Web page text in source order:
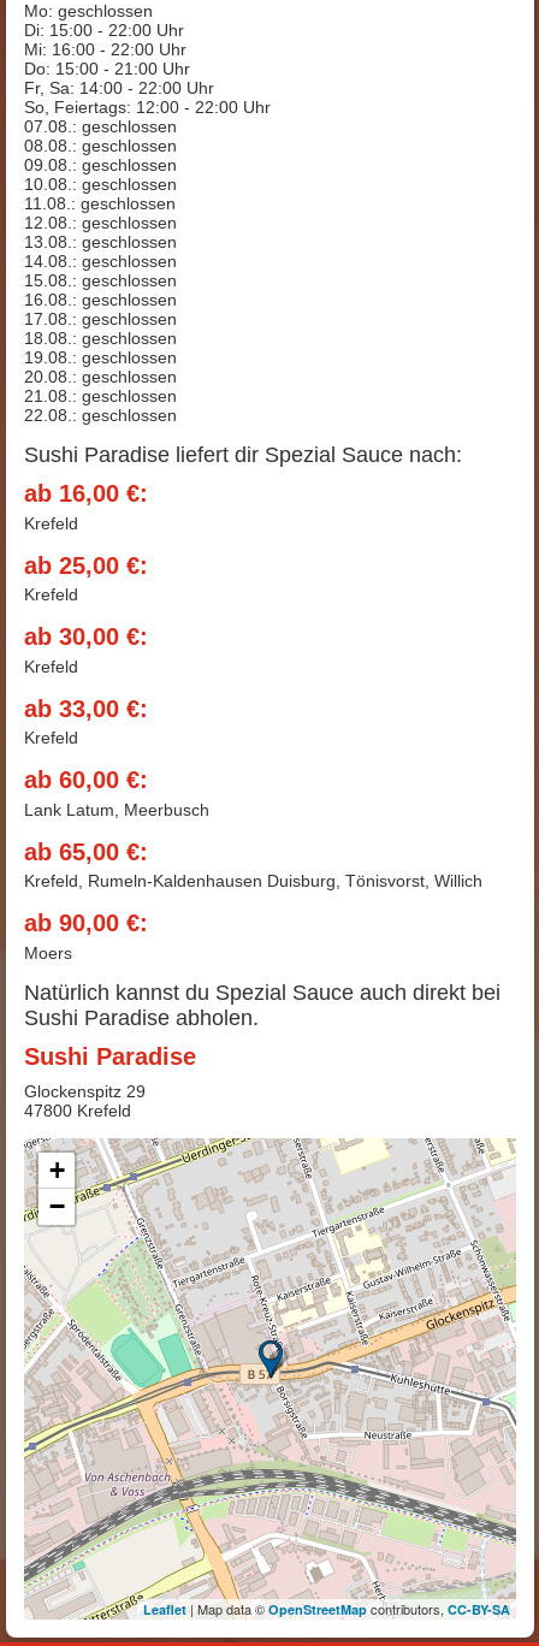
Mo: geschlossen
Di: 15:00 - 22:00 Uhr
Mi: 16:00 - 22:00 Uhr
Do: 15:00 - 21:00 Uhr
Fr, Sa: 14:00 - 22:00 Uhr
So, Feiertags: 12:00 - 22:00 Uhr
07.08.: geschlossen
08.08.: geschlossen
09.08.: geschlossen
10.08.: geschlossen
11.08.: geschlossen
12.08.: geschlossen
13.08.: geschlossen
14.08.: geschlossen
15.08.: geschlossen
16.08.: geschlossen
17.08.: geschlossen
18.08.: geschlossen
19.08.: geschlossen
20.08.: geschlossen
21.08.: geschlossen
22.08.: geschlossen
Sushi Paradise liefert dir Spezial Sauce nach:
ab 16,00 €:
Krefeld
ab 25,00 €:
Krefeld
ab 30,00 €:
Krefeld
ab 33,00 €:
Krefeld
ab 60,00 €:
Lank Latum, Meerbusch
ab 65,00 €:
Krefeld, Rumeln-Kaldenhausen Duisburg, Tönisvorst, Willich
ab 90,00 €:
Moers
Natürlich kannst du Spezial Sauce auch direkt bei
Sushi Paradise abholen.
Sushi Paradise
Glockenspitz 29
47800 Krefeld
+
−
Leaflet| Map data © OpenStreetMapcontributors, CC-BY-SA